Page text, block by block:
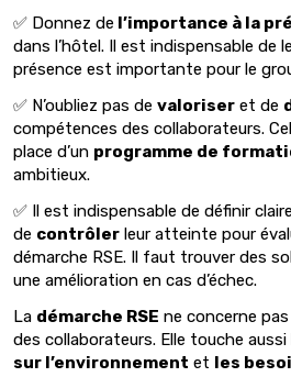
✅ Donnez de l’importance à la
dans l’hôtel. Il est indispensable de
présence est importante pour le
✅ N’oubliez pas de valoriser et de
compétences des collaborateurs.
place d’un programme de
ambitieux.
✅ Il est indispensable de définir
de contrôler leur atteinte pour
démarche RSE. Il faut trouver des
une amélioration en cas d’échec.
La démarche RSE ne concerne
des collaborateurs. Elle touche aussi
sur l’environnement et les